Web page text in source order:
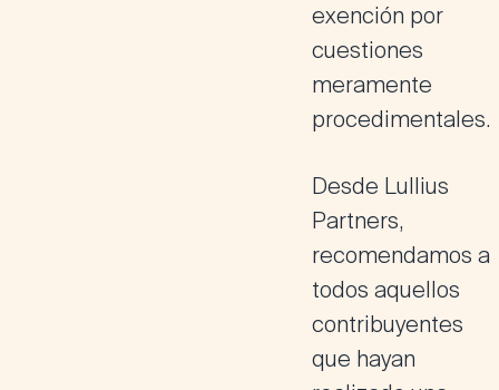
exención por
cuestiones
meramente
procedimentales.
Desde Lullius
Partners,
recomendamos a
todos aquellos
contribuyentes
que hayan